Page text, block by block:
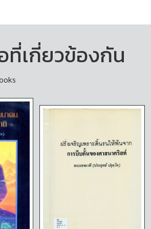
ที่เกี่ยวข้องกัน